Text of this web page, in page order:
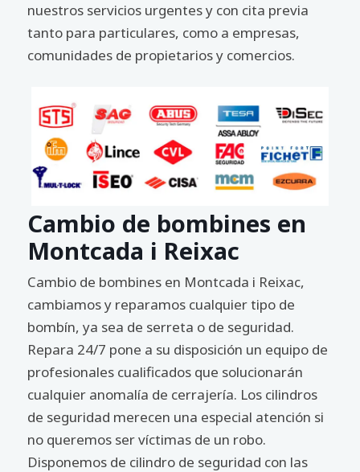
nuestros servicios urgentes y con cita previa
tanto para particulares, como a empresas,
comunidades de propietarios y comercios.
Cambio de bombines en
Montcada i Reixac
Cambio de bombines en Montcada i Reixac,
cambiamos y reparamos cualquier tipo de
bombín, ya sea de serreta o de seguridad.
Repara 24/7 pone a su disposición un equipo de
profesionales cualificados que solucionarán
cualquier anomalía de cerrajería. Los cilindros
de seguridad merecen una especial atención si
no queremos ser víctimas de un robo.
Disponemos de cilindro de seguridad con las